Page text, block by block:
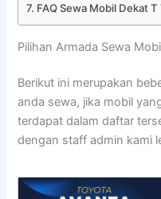
FAQ Sewa Mobil Dekat
Pilihan Armada Sewa
Berikut ini merupakan
anda sewa, jika mobil
terdapat dalam daftar
dengan staff admin kami